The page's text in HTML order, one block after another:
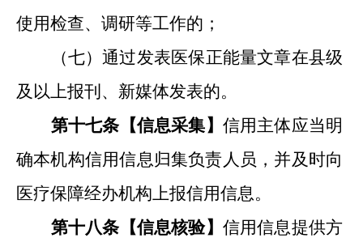
使用检查、调研等工作的；
（七）通过发表医保正能量文章在县级
及以上报刊、新媒体发表的。
第十七条 【信息采集】 信用主体应当明
确本机构信用信息归集负责人员，并及时向
医疗保障经办机构上报信用信息。
第十八条【信息核验】 信用信息提供方